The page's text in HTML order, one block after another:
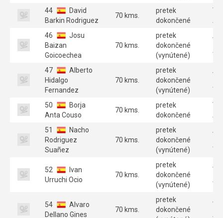
44
David
Barkin Rodriguez
70 kms.
pretek
dokončené
A
46
Josu
Baizan
Goicoechea
70 kms.
pretek
dokončené
(vynútené)
A
47
Alberto
Hidalgo
Fernandez
70 kms.
pretek
dokončené
(vynútené)
A
50
Borja
Anta Couso
70 kms.
pretek
dokončené
A
51
Nacho
Rodriguez
Suañez
70 kms.
pretek
dokončené
(vynútené)
A
52
Ivan
Urruchi Ocio
70 kms.
pretek
dokončené
(vynútené)
A
54
Alvaro
Dellano Gines
70 kms.
pretek
dokončené
A